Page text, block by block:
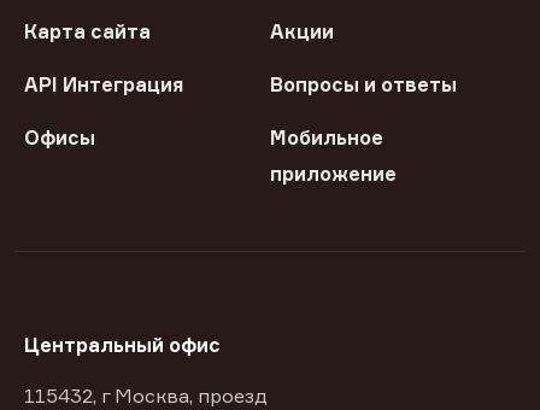
Карта сайта Акции
API Интеграция Вопросы и ответы
Офисы
Мобильное
приложение
Центральный офис
115432, г Москва, проезд